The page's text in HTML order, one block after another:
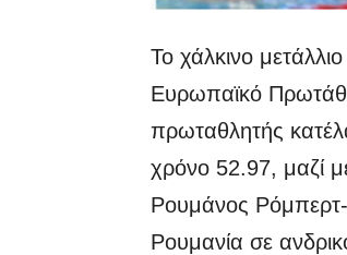
Το χάλκινο
Ευρωπαϊκό
πρωταθλητής
χρόνο 52.97, μαζί
Ρουμάνος
Ρουμανία σε